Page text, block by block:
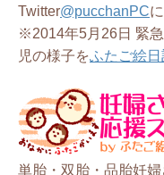
Twitter@pucchanPC
※2014年5月26日 緊
児の様子をふたご絵日
単胎・双胎・品胎妊